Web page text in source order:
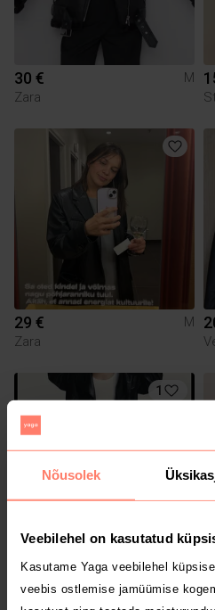
Nõusolek
Veebilehel on kasutatud
Kasutame Yaga veebilehel
veebis ostlemise jamüümise
30 €
M
Zara
29 €
M
Zara
1
35 €
M
Zara